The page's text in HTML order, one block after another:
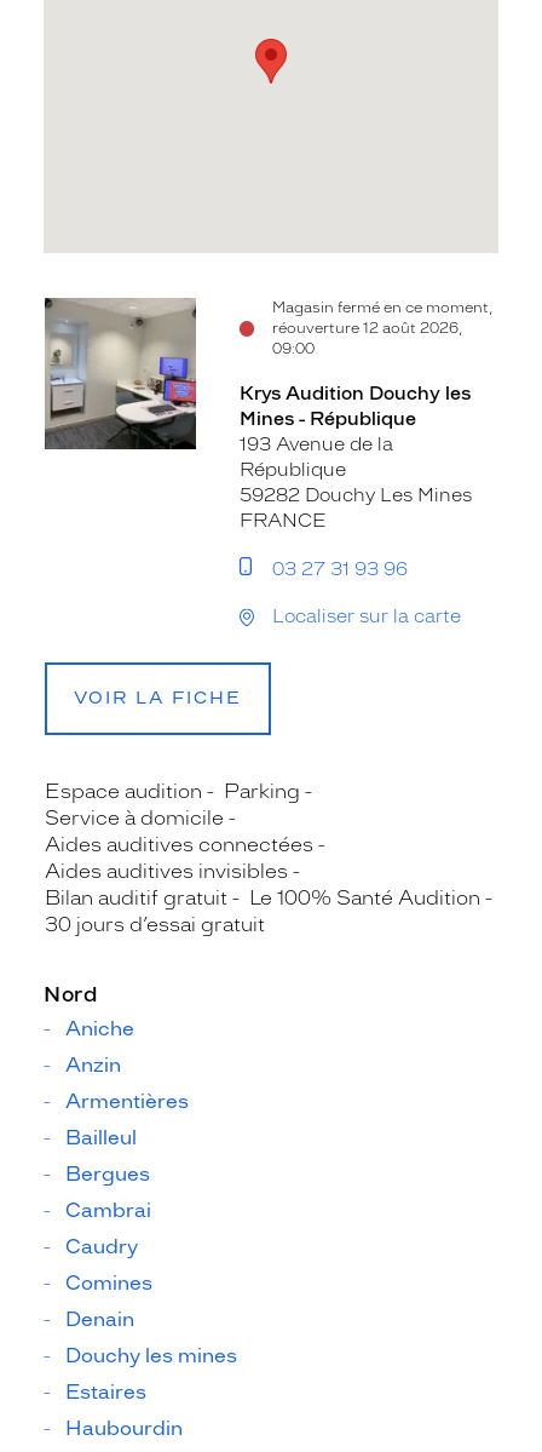
Magasin fermé en ce moment,
réouverture 12 août 2026,
09:00
Voir
la
fiche
Krys Audition Douchy les
Mines - République
193 Avenue de la
République
59282 Douchy Les Mines
FRANCE
03 27 31 93 96
Localiser sur la carte
VOIR LA FICHE
Espace audition
Parking
Service à domicile
Aides auditives connectées
Aides auditives invisibles
Bilan auditif gratuit
Le 100% Santé Audition
30 jours d’essai gratuit
Nord
Aniche
Anzin
Armentières
Bailleul
Bergues
Cambrai
Caudry
Comines
Denain
Douchy les mines
Estaires
Haubourdin